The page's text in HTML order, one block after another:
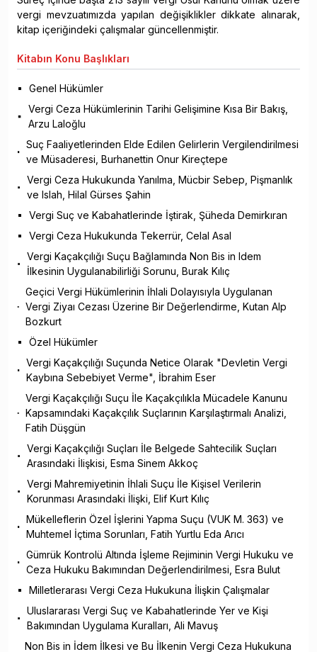
vergi mevzuatımızda yapılan değişiklikler dikkate alınarak,
kitap içeriğindeki çalışmalar güncellenmiştir.
Kitabın Konu Başlıkları
Genel Hükümler
Vergi Ceza Hükümlerinin Tarihi Gelişimine Kısa Bir Bakış,
Arzu Laloğlu
Suç Faaliyetlerinden Elde Edilen Gelirlerin Vergilendirilmesi
ve Müsaderesi, Burhanettin Onur Kireçtepe
Vergi Ceza Hukukunda Yanılma, Mücbir Sebep, Pişmanlık
ve Islah, Hilal Gürses Şahin
Vergi Suç ve Kabahatlerinde İştirak, Şüheda Demirkıran
Vergi Ceza Hukukunda Tekerrür, Celal Asal
Vergi Kaçakçılığı Suçu Bağlamında Non Bis in Idem
İlkesinin Uygulanabilirliği Sorunu, Burak Kılıç
Geçici Vergi Hükümlerinin İhlali Dolayısıyla Uygulanan
Vergi Ziyaı Cezası Üzerine Bir Değerlendirme, Kutan Alp
Bozkurt
Özel Hükümler
Vergi Kaçakçılığı Suçunda Netice Olarak "Devletin Vergi
Kaybına Sebebiyet Verme", İbrahim Eser
Vergi Kaçakçılığı Suçu İle Kaçakçılıkla Mücadele Kanunu
Kapsamındaki Kaçakçılık Suçlarının Karşılaştırmalı Analizi,
Fatih Düşgün
Vergi Kaçakçılığı Suçları İle Belgede Sahtecilik Suçları
Arasındaki İlişkisi, Esma Sinem Akkoç
Vergi Mahremiyetinin İhlali Suçu İle Kişisel Verilerin
Korunması Arasındaki İlişki, Elif Kurt Kılıç
Mükelleflerin Özel İşlerini Yapma Suçu (VUK M. 363) ve
Muhtemel İçtima Sorunları, Fatih Yurtlu Eda Arıcı
Gümrük Kontrolü Altında İşleme Rejiminin Vergi Hukuku ve
Ceza Hukuku Bakımından Değerlendirilmesi, Esra Bulut
Milletlerarası Vergi Ceza Hukukuna İlişkin Çalışmalar
Uluslararası Vergi Suç ve Kabahatlerinde Yer ve Kişi
Bakımından Uygulama Kuralları, Ali Mavuş
Non Bis in İdem İlkesi ve Bu İlkenin Vergi Ceza Hukukuna